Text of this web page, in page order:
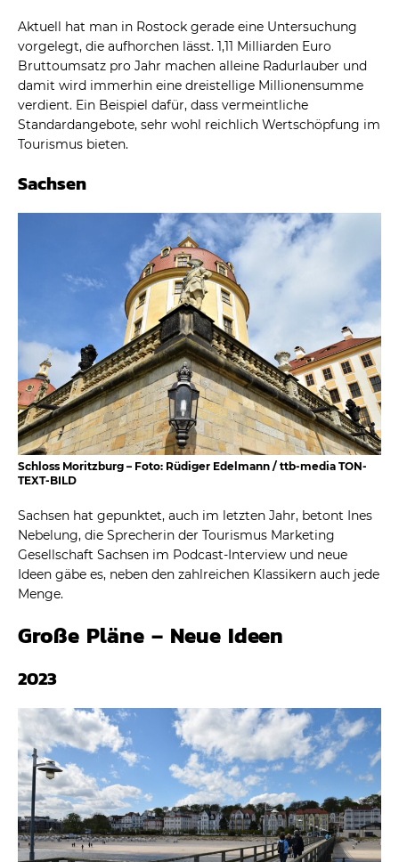
Aktuell hat man in Rostock gerade eine Untersuchung
vorgelegt, die aufhorchen lässt. 1,11 Milliarden Euro
Bruttoumsatz pro Jahr machen alleine Radurlauber und
damit wird immerhin eine dreistellige Millionensumme
verdient. Ein Beispiel dafür, dass vermeintliche
Standardangebote, sehr wohl reichlich Wertschöpfung im
Tourismus bieten.
Sachsen
Schloss Moritzburg – Foto: Rüdiger Edelmann / ttb-media TON-
TEXT-BILD
Sachsen hat gepunktet, auch im letzten Jahr, betont Ines
Nebelung, die Sprecherin der Tourismus Marketing
Gesellschaft Sachsen im Podcast-Interview und neue
Ideen gäbe es, neben den zahlreichen Klassikern auch jede
Menge.
Große Pläne – Neue Ideen
2023